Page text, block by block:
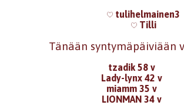
tulihelmainen3
Tilli
Tänään syntymäpäiviään
tzadik 58 v
Lady-lynx 42 v
miamm 35 v
LIONMAN 34 v